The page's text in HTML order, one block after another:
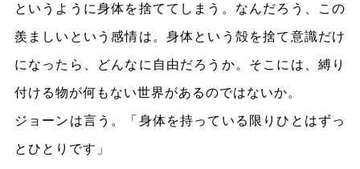
というように身体を捨ててしまう。なんだろう、この
羨ましいという感情は。身体という殻を捨て意識だけ
になったら、どんなに自由だろうか。そこには、縛り
付ける物が何もない世界があるのではないか。
ジョーンは言う。「身体を持っている限りひとはずっ
とひとりです」